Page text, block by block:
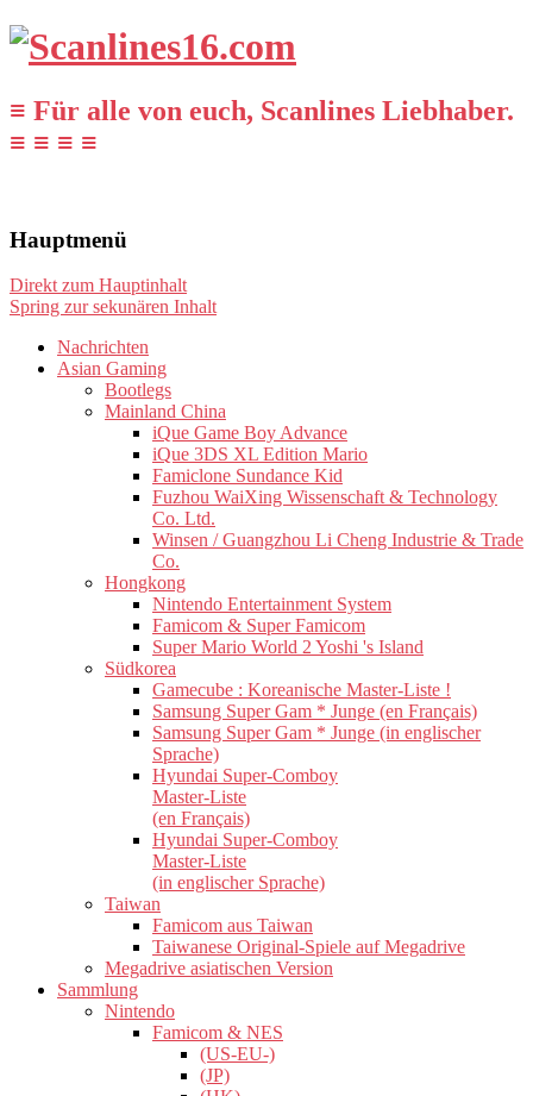
≡ Für alle von euch, Scanlines Liebhaber.
≡ ≡ ≡ ≡
Hauptmenü
Direkt zum Hauptinhalt
Spring zur sekunären Inhalt
Nachrichten
Asian Gaming
Bootlegs
Mainland China
iQue Game Boy Advance
iQue 3DS XL Edition Mario
Famiclone Sundance Kid
Fuzhou WaiXing Wissenschaft & Technology
Co. Ltd.
Winsen / Guangzhou Li Cheng Industrie & Trade
Co.
Hongkong
Nintendo Entertainment System
Famicom & Super Famicom
Super Mario World 2 Yoshi 's Island
Südkorea
Gamecube : Koreanische Master-Liste !
Samsung Super Gam * Junge (en Français)
Samsung Super Gam * Junge (in englischer
Sprache)
Hyundai Super-Comboy
Master-Liste
(en Français)
Hyundai Super-Comboy
Master-Liste
(in englischer Sprache)
Taiwan
Famicom aus Taiwan
Taiwanese Original-Spiele auf Megadrive
Megadrive asiatischen Version
Sammlung
Nintendo
Famicom & NES
(US-EU-)
(JP)